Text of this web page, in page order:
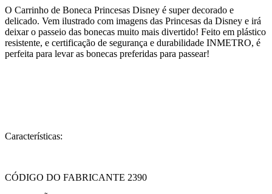
O Carrinho de Boneca Princesas Disney é super decorado e
delicado. Vem ilustrado com imagens das Princesas da Disney e irá
deixar o passeio das bonecas muito mais divertido! Feito em plástico
resistente, e certificação de segurança e durabilidade INMETRO, é
perfeita para levar as bonecas preferidas para passear!
Características:
CÓDIGO DO FABRICANTE 2390